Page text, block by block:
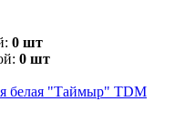
0 шт
0 шт
белая "Таймыр" TDM